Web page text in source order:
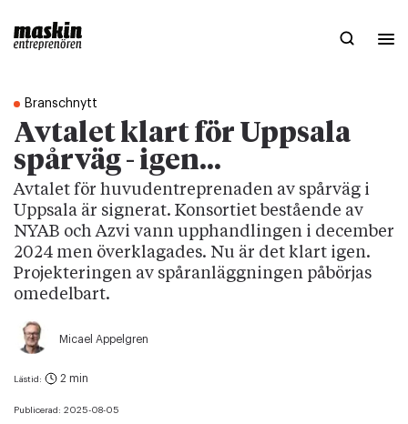
Branschnytt
Avtalet klart för Uppsala
spårväg - igen...
Avtalet för huvudentreprenaden av spårväg i
Uppsala är signerat. Konsortiet bestående av
NYAB och Azvi vann upphandlingen i december
2024 men överklagades. Nu är det klart igen.
Projekteringen av spåranläggningen påbörjas
omedelbart.
Micael Appelgren
Publicerad: 2025-08-05
Lästid: 2 min